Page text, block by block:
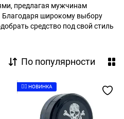
предлагая мужчинам
широкому выбору
средство под свой стиль
По популярности
👉🏻 НОВИНКА